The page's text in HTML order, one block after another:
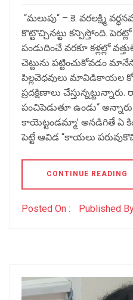
“మలుపు“ – కె. వరలక్ష్మి
కొట్టొచ్చినట్టు కన్పిస్తోంది.
పండుదించే వరకూ కళ్లల్లో
చెట్టును పట్టించుకోవడం
పిల్లవెధవులు మావిడికాయల
ప్రదక్షిణాలు
పంచిపెడుతూ ఉండు‘‘
కాయెట్టండమ్మా’ అనడిగితే
పెట్టే ఆవిడ ‘‘కాయలు
CONTINUE READING
Posted On : Published